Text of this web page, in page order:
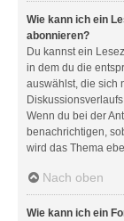
Wie kann ich ein
abonnieren?
Du kannst ein
in dem du die
auswählst, die sich
Wenn du bei der
benachrichtigen,
wird das Thema
Nach oben
Wie kann ich ein